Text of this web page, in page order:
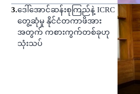
3.ဒေါ်အောင်ဆန်းစုကြည်နဲ့ ICRC
တွေ့ဆုံမှု နိုင်ငံတကာဖိအား
အတွက် ကစားကွက်တစ်ခုဟု
သုံးသပ်